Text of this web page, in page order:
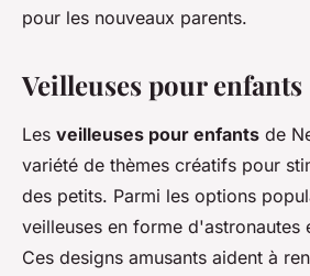
pour les nouveaux parents.
Veilleuses pour enfants
Les veilleuses pour enfants de
variété de thèmes créatifs pour
des petits. Parmi les options
veilleuses en forme d'astronautes
Ces designs amusants aident à